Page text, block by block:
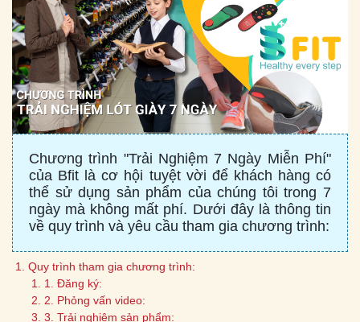
Chương trình "Trải Nghiệm 7 Ngày Miễn Phí"
của Bfit là cơ hội tuyệt vời để khách hàng có
thể sử dụng sản phẩm của chúng tôi trong 7
ngày mà không mất phí. Dưới đây là thông tin
về quy trình và yêu cầu tham gia chương trình:
Quy trình tham gia chương trình:
1. Đăng ký:
2. Phỏng vấn video:
3. Trải nghiệm sản phẩm: